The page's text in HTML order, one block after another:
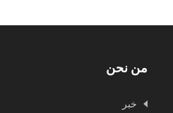
من نحن
خبر